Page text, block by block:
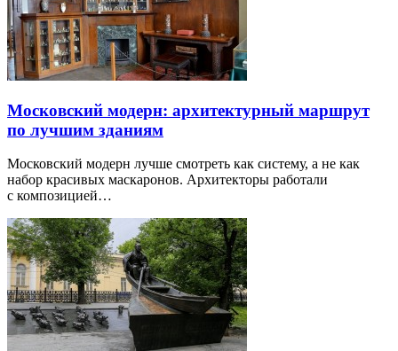
Московский модерн: архитектурный маршрут
по лучшим зданиям
Московский модерн лучше смотреть как систему, а не как
набор красивых маскаронов. Архитекторы работали
с композицией…